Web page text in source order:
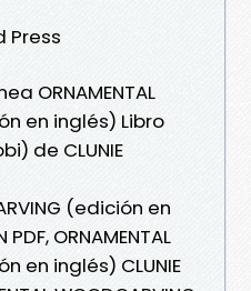
Press
ORNAMENTAL
en inglés) Libro
de CLUNIE
(edición en
ORNAMENTAL
en inglés) CLUNIE